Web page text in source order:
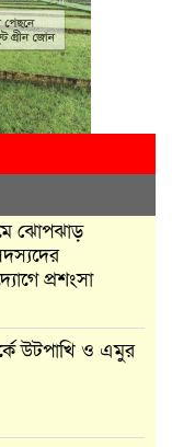
ঝোপঝাড়
প্রশংসা
উটপাখি ও এমুর